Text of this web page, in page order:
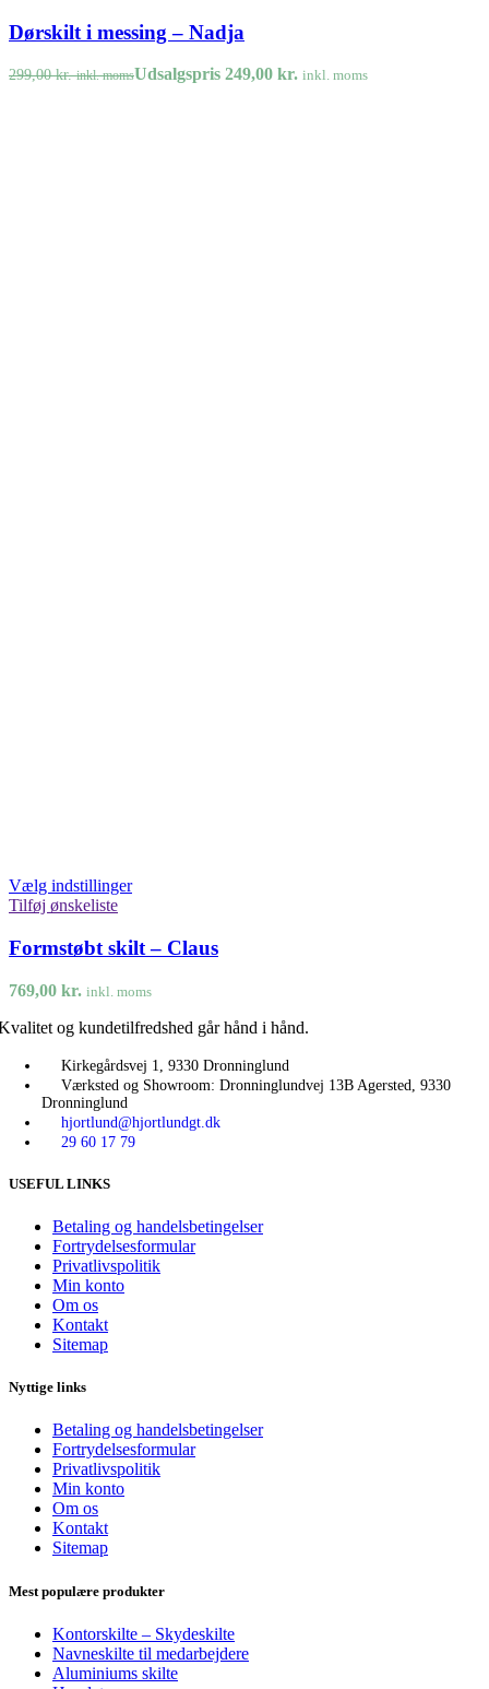
Dørskilt i messing – Nadja
299,00kr. inkl. momsUdsalgspris 249,00 kr. inkl. moms
Vælg indstillinger
Tilføj ønskeliste
Formstøbt skilt – Claus
769,00 kr. inkl. moms
og kundetilfredshed går hånd i hånd.
Kirkegårdsvej 1, 9330 Dronninglund
Værksted og Showroom: Dronninglundvej 13B Agersted, 9330
Dronninglund
hjortlund@hjortlundgt.dk
29 60 17 79
USEFUL LINKS
Betaling og handelsbetingelser
Fortrydelsesformular
Privatlivspolitik
Min konto
Om os
Kontakt
Sitemap
Nyttige links
Betaling og handelsbetingelser
Fortrydelsesformular
Privatlivspolitik
Min konto
Om os
Kontakt
Sitemap
Mest populære produkter
Kontorskilte – Skydeskilte
Navneskilte til medarbejdere
Aluminiums skilte